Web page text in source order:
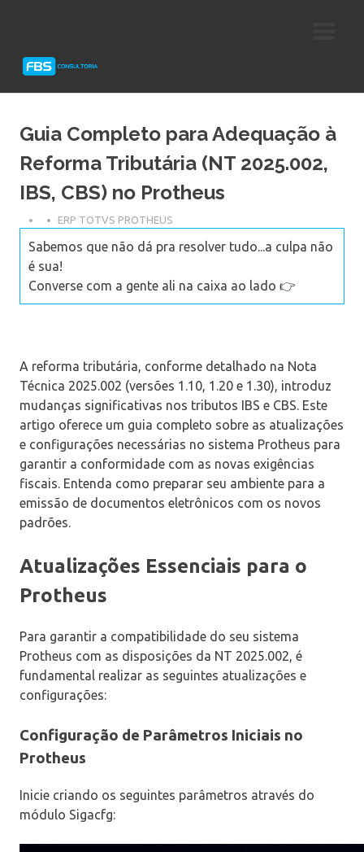
Protheus
Guia Completo para Adequação à
Reforma Tributária (NT 2025.002,
IBS, CBS) no Protheus
ERP TOTVS PROTHEUS
Sabemos que não dá pra resolver tudo...a culpa não
é sua!
Converse com a gente ali na caixa ao lado 👉
A reforma tributária, conforme detalhado na Nota
Técnica 2025.002 (versões 1.10, 1.20 e 1.30), introduz
mudanças significativas nos tributos IBS e CBS. Este
artigo oferece um guia completo sobre as atualizações
e configurações necessárias no sistema Protheus para
garantir a conformidade com as novas exigências
fiscais. Entenda como preparar seu ambiente para a
emissão de documentos eletrônicos com os novos
padrões.
Atualizações Essenciais para o
Protheus
Para garantir a compatibilidade do seu sistema
Protheus com as disposições da NT 2025.002, é
fundamental realizar as seguintes atualizações e
configurações:
Configuração de Parâmetros Iniciais no
Protheus
Inicie criando os seguintes parâmetros através do
módulo Sigacfg: